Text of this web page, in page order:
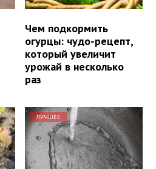
Чем подкормить
огурцы: чудо-рецепт,
который увеличит
урожай в несколько
раз
ЛУЧШЕЕ